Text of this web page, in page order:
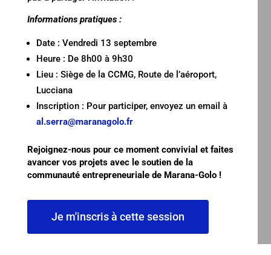
Informations pratiques :
Date : Vendredi 13 septembre
Heure : De 8h00 à 9h30
Lieu : Siège de la CCMG, Route de l’aéroport,
Lucciana
Inscription : Pour participer, envoyez un email à
al.serra@maranagolo.fr
Rejoignez-nous pour ce moment convivial et faites
avancer vos projets avec le soutien de la
communauté entrepreneuriale de Marana-Golo !
Je m'inscris à cette session